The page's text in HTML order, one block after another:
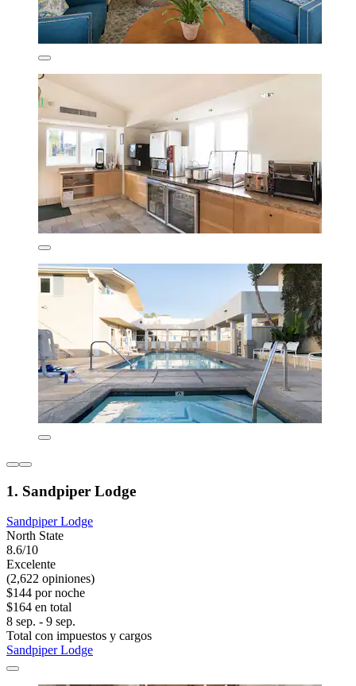
1. Sandpiper Lodge
Sandpiper Lodge
North State
8.6/10
Excelente
(2,622 opiniones)
$144 por noche
$164 en total
8 sep. - 9 sep.
Total con impuestos y cargos
Sandpiper Lodge